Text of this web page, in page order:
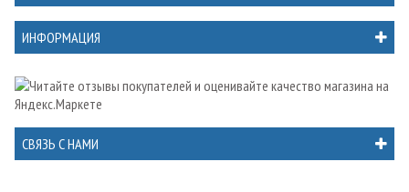
ИНФОРМАЦИЯ
СВЯЗЬ С НАМИ